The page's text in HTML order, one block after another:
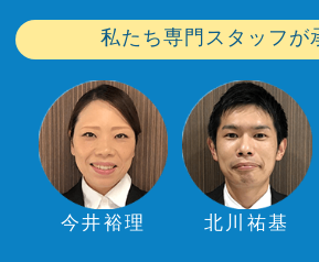
私たち専門スタッフが
今井裕理 北川祐基